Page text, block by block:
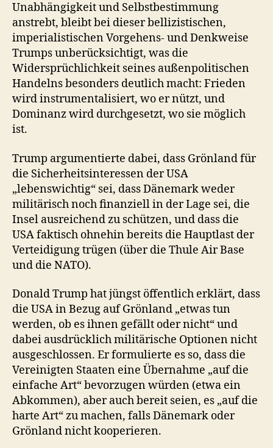
Unabhängigkeit und Selbstbestimmung
anstrebt, bleibt bei dieser bellizistischen,
imperialistischen Vorgehens- und Denkweise
Trumps unberücksichtigt, was die
Widersprüchlichkeit seines außenpolitischen
Handelns besonders deutlich macht: Frieden
wird instrumentalisiert, wo er nützt, und
Dominanz wird durchgesetzt, wo sie möglich
ist.
Trump argumentierte dabei, dass Grönland für
die Sicherheitsinteressen der USA
„lebenswichtig“ sei, dass Dänemark weder
militärisch noch finanziell in der Lage sei, die
Insel ausreichend zu schützen, und dass die
USA faktisch ohnehin bereits die Hauptlast der
Verteidigung trügen (über die Thule Air Base
und die NATO).
Donald Trump hat jüngst öffentlich erklärt, dass
die USA in Bezug auf Grönland „etwas tun
werden, ob es ihnen gefällt oder nicht“ und
dabei ausdrücklich militärische Optionen nicht
ausgeschlossen. Er formulierte es so, dass die
Vereinigten Staaten eine Übernahme „auf die
einfache Art“ bevorzugen würden (etwa ein
Abkommen), aber auch bereit seien, es „auf die
harte Art“ zu machen, falls Dänemark oder
Grönland nicht kooperieren.